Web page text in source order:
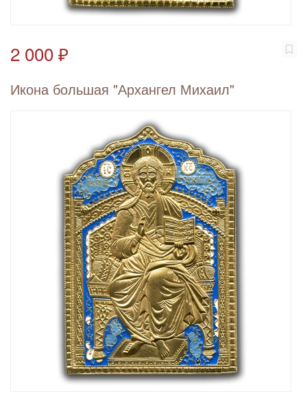
2 000 ₽
Икона большая "Архангел Михаил"